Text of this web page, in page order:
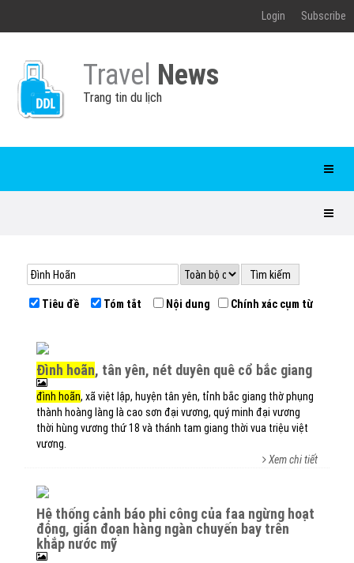
Login Subscribe
Travel News
Trang tin du lịch
Tiêu đề Tóm tắt Nội dung Chính xác cụm từ
đình hoãn, tân yên, nét duyên quê cổ bắc giang
đình hoãn, xã việt lập, huyện tân yên, tỉnh bắc giang thờ phụng
thành hoàng làng là cao sơn đại vương, quý minh đại vương
thời hùng vương thứ 18 và thánh tam giang thời vua triệu việt
vương.
Xem chi tiết
hệ thống cảnh báo phi công của faa ngừng hoạt
động, gián đoạn hàng ngàn chuyến bay trên
khắp nước mỹ